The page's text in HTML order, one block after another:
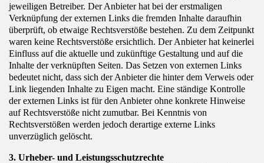
jeweiligen Betreiber. Der Anbieter hat bei der erstmaligen
Verknüpfung der externen Links die fremden Inhalte daraufhin
überprüft, ob etwaige Rechtsverstöße bestehen. Zu dem Zeitpunkt
waren keine Rechtsverstöße ersichtlich. Der Anbieter hat keinerlei
Einfluss auf die aktuelle und zukünftige Gestaltung und auf die
Inhalte der verknüpften Seiten. Das Setzen von externen Links
bedeutet nicht, dass sich der Anbieter die hinter dem Verweis oder
Link liegenden Inhalte zu Eigen macht. Eine ständige Kontrolle
der externen Links ist für den Anbieter ohne konkrete Hinweise
auf Rechtsverstöße nicht zumutbar. Bei Kenntnis von
Rechtsverstößen werden jedoch derartige externe Links
unverzüglich gelöscht.
3. Urheber- und Leistungsschutzrechte